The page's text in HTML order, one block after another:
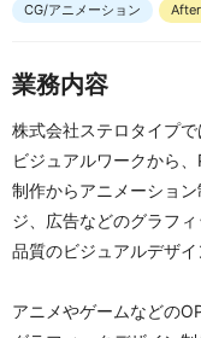
CG/アニメーション
業務内容
株式会社ステロタイプ
ビジュアルワークから
制作からアニメーショ
ジ、広告などのグラフ
品質のビジュアルデザイ
アニメやゲームなどの